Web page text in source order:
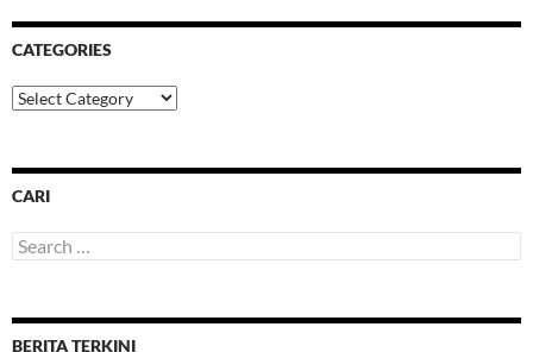
CATEGORIES
Categories
CARI
Search
for:
BERITA TERKINI